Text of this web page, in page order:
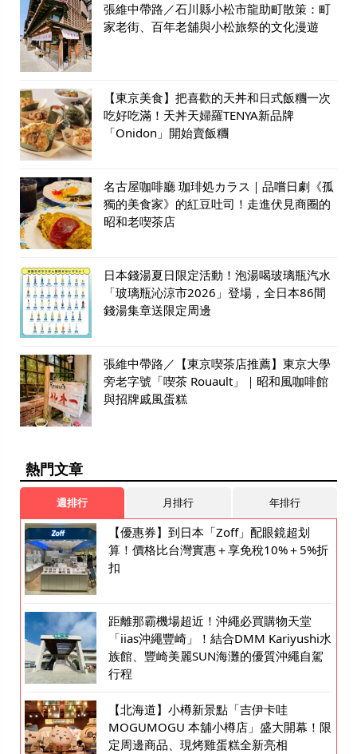
張維中帶路／石川縣小松市龍助町散策：町
家老街、百年老舖與小松旅祭的文化漫遊
【東京美食】把喜歡的天丼和日式飯糰一次
吃好吃滿！天丼天婦羅TENYA新品牌
「Onidon」開始賣飯糰
名古屋咖啡廳 珈琲処カラス｜品嚐日劇《孤
獨的美食家》的紅豆吐司！走進伏見商圈的
昭和老喫茶店
日本錢湯夏日限定活動！泡湯喝玻璃瓶汽水
「玻璃瓶沁涼市2026」登場，全日本86間
錢湯集章送限定周邊
張維中帶路／【東京喫茶店推薦】東京大學
旁老字號「喫茶 Rouault」｜昭和風咖啡館
與招牌戚風蛋糕
熱門文章
週排行 月排行 年排行
【優惠券】到日本「Zoff」配眼鏡超划
算！價格比台灣實惠＋享免稅10%＋5%折
扣
距離那霸機場超近！沖繩必買購物天堂
「iias沖繩豐崎」！結合DMM Kariyushi水
族館、豐崎美麗SUN海灘的優質沖繩自駕
行程
【北海道】小樽新景點「吉伊卡哇
MOGUMOGU 本舖小樽店」盛大開幕！限
定周邊商品、現烤雞蛋糕全新亮相